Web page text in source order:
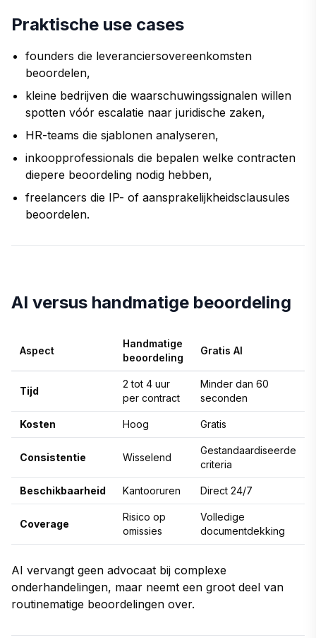
Praktische use cases
founders die leveranciersovereenkomsten
beoordelen,
kleine bedrijven die waarschuwingssignalen willen
spotten vóór escalatie naar juridische zaken,
HR-teams die sjablonen analyseren,
inkoopprofessionals die bepalen welke contracten
diepere beoordeling nodig hebben,
freelancers die IP- of aansprakelijkheidsclausules
beoordelen.
AI versus handmatige beoordeling
Aspect
Handmatige
beoordeling
Gratis AI
Tijd
2 tot 4 uur
per contract
Minder dan 60
seconden
Kosten Hoog Gratis
Consistentie Wisselend
Gestandaardiseerde
criteria
Beschikbaarheid Kantooruren Direct 24/7
Coverage
Risico op
omissies
Volledige
documentdekking
AI vervangt geen advocaat bij complexe
onderhandelingen, maar neemt een groot deel van
routinematige beoordelingen over.